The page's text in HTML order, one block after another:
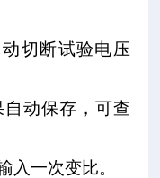
切断试验电压
动保存，可查
入一次变比。